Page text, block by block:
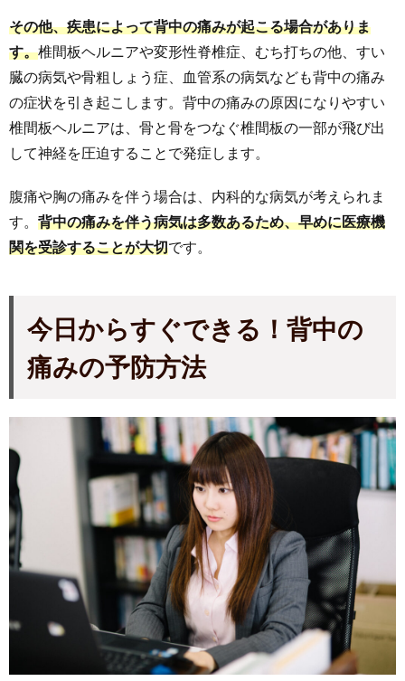
その他、疾患によって背中の痛みが起こる場合がありま
す。椎間板ヘルニアや変形性脊椎症、むち打ちの他、すい
臓の病気や骨粗しょう症、血管系の病気なども背中の痛み
の症状を引き起こします。背中の痛みの原因になりやすい
椎間板ヘルニアは、骨と骨をつなぐ椎間板の一部が飛び出
して神経を圧迫することで発症します。
腹痛や胸の痛みを伴う場合は、内科的な病気が考えられま
す。 背中の痛みを伴う病気は多数あるため、早めに医療機
関を受診することが大切です。
今日からすぐできる！背中の
痛みの予防方法